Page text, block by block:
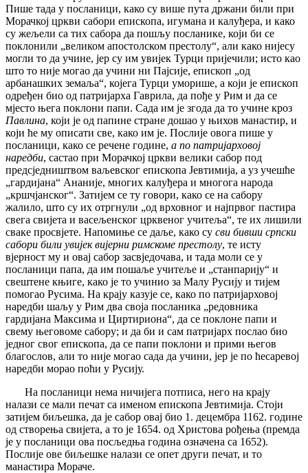
Пише тада у посланици, како су више пута држани били при
Морачкој цркви сабори епископа, игумана и калуђера, и како
су жељели са тих сабора да пошљу посланике, који би се
поклонили „великом апостолском престолу“, али како нијесу
могли то да учине, јер су им увијек Турци пријечили; исто као
што то није могао да учини ни Пајсије, епископ „од
арбанашких земаља“, којега Турци уморише, а који је епископ
одређен био од патријарха Гаврила, да пође у Рим и да се
мјесто њега поклони папи. Сада им је згода да то учине кроз
Павлина, који је од папине стране дошао у њихов манастир, и
који ће му описати све, како им је. Послије овога пише у
посланици, како се речене године, а по патријарховој
наредби, састао при Морачкој цркви велики сабор под
предсједништвом ваљевског епископа Јевтимија, а уз учешће
„гардијана“ Ананије, многих калуђера и многога народа
„кршчјанског“. Затијем се ту говори, како се на сабору
жалило, што су их отргнули „од врховног и најпрвог пастира
свега свијета и васељенског црквеног учитеља“, те их лишили
сваке просвјете. Напомиње се даље, како су сви бивши српски
сабори били увијек вијерни римскоме престолу, те исту
вјерност му и овај сабор засвједочава, и тада моли се у
посланици папа, да им пошаље учитеље и „станпарију“ и
свештене књиге, како је то учинио за Малу Русију и тијем
помогао Русима. На крају казује се, како по патријарховој
наредби шаљу у Рим два своја посланика „редовника
гардијана Максима и Циртириона“, да се поклоне папи и
свему његовоме сабору; и да би и сам патријарх послао био
једног свог епископа, да се папи поклони и прими његов
благослов, али то није могао сада да учини, јер је по ћесаревој
наредби морао поћи у Русију.
На посланици нема ничијега потписа, него на крају
налази се мали печат са именом епископа Јевтимија. Стоји
затијем биљешка, да је сабор овај био 1. децембра 1162. године
од створења свијета, а то је 1654. од Христова рођења (премда
је у посланици ова посљедња година означена са 1652).
Послије ове биљешке налази се опет други печат, и то
манастира Мораче.